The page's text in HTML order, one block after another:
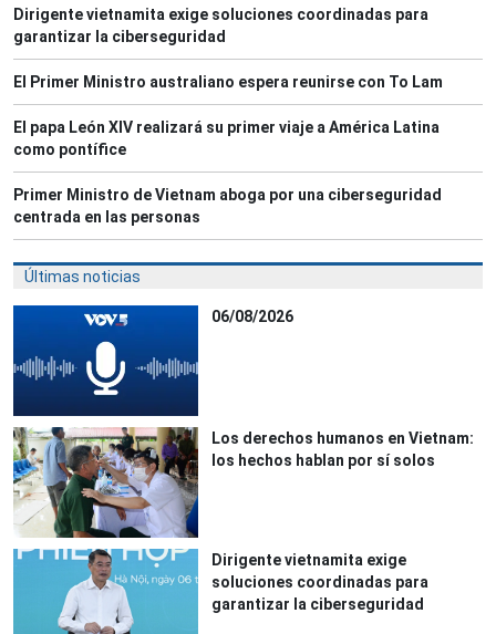
Dirigente vietnamita exige soluciones coordinadas para
garantizar la ciberseguridad
El Primer Ministro australiano espera reunirse con To Lam
El papa León XIV realizará su primer viaje a América Latina
como pontífice
Primer Ministro de Vietnam aboga por una ciberseguridad
centrada en las personas
Últimas noticias
06/08/2026
Los derechos humanos en Vietnam:
los hechos hablan por sí solos
Dirigente vietnamita exige
soluciones coordinadas para
garantizar la ciberseguridad